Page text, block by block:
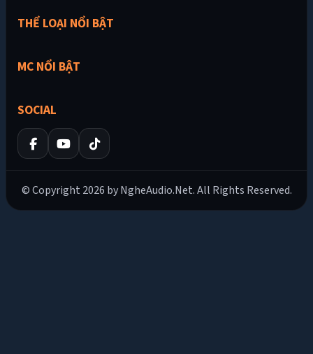
THỂ LOẠI NỔI BẬT
MC NỔI BẬT
SOCIAL
© Copyright 2026 by NgheAudio.Net. All Rights Reserved.